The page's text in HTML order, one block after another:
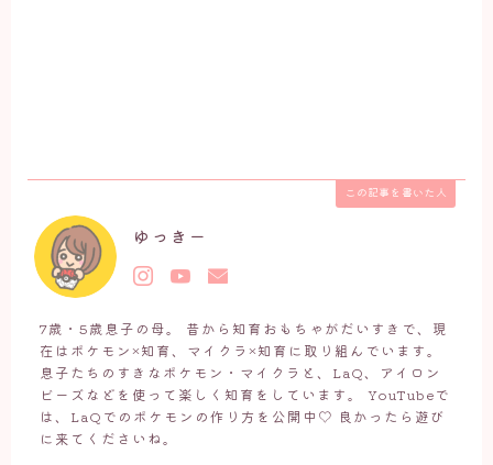
この記事を書いた人
ゆっきー
7歳・5歳息子の母。 昔から知育おもちゃがだいすきで、現
在はポケモン×知育、マイクラ×知育に取り組んでいます。
息子たちのすきなポケモン・マイクラと、LaQ、アイロン
ビーズなどを使って楽しく知育をしています。 YouTubeで
は、LaQでのポケモンの作り方を公開中♡ 良かったら遊び
に来てくださいね。